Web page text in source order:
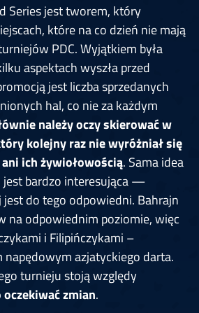
Series jest tworem, który
które na co dzień nie mają
PDC. Wyjątkiem była
aspektach wyszła przed
jest liczba sprzedanych
hal, co nie za każdym
należy oczy skierować w
kolejny raz nie wyróżniał się
ich żywiołowością. Sama idea
jest bardzo interesująca —
do tego odpowiedni. Bahrajn
na odpowiednim poziomie, więc
i Filipińczykami –
azjatyckiego darta.
turnieju stoją względy
zmian.